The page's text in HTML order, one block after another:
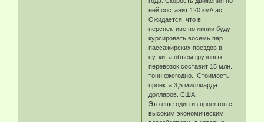
ней составит 120 км/час.
Ожидается, что в
перспективе по линии будут
курсировать восемь пар
пассажирских поездов в
сутки, а объем грузовых
перевозок составит 15 млн.
тонн ежегодно. Стоимость
проекта 3,5 миллиарда
долларов. США
Это еще один из проектов с
высоким экономическим